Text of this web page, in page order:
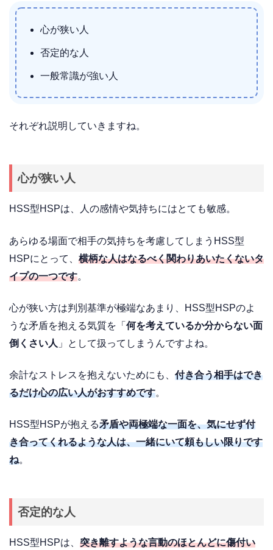
心が狭い人
否定的な人
一般常識が強い人
それぞれ説明していきますね。
心が狭い人
HSS型HSPは、人の感情や気持ちにはとても敏感。
あらゆる場面で相手の気持ちを考慮してしまうHSS型
HSPにとって、 横柄な人はなるべく関わりあいたくないタ
イプの一つです。
心が狭い方は判別基準が極端なあまり、HSS型HSPのよ
うな矛盾を抱える気質を「 何を考えているか分からない面
倒くさい人 」として扱ってしまうんですよね。
余計なストレスを抱えないためにも、 付き合う相手はでき
るだけ心の広い人がおすすめです。
HSS型HSPが抱える矛盾や両極端な一面を、気にせず付
き合ってくれるような人は、一緒にいて頼もしい限りです
ね。
否定的な人
HSS型HSPは、 突き離すような言動のほとんどに傷付い